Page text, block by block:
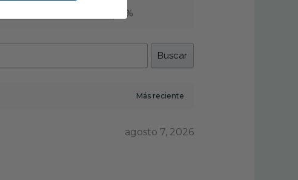
0%
Buscar
agosto 7, 2026